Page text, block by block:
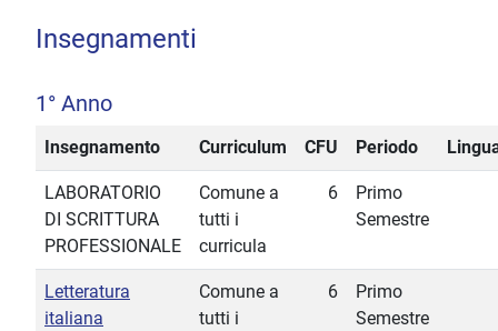
Insegnamenti
1° Anno
Insegnamento Curriculum CFU Periodo
LABORATORIO
DI SCRITTURA
PROFESSIONALE
Comune a
tutti i
curricula
6
Primo
Semestre
Letteratura
italiana
Comune a
tutti i
6
Primo
Semestre